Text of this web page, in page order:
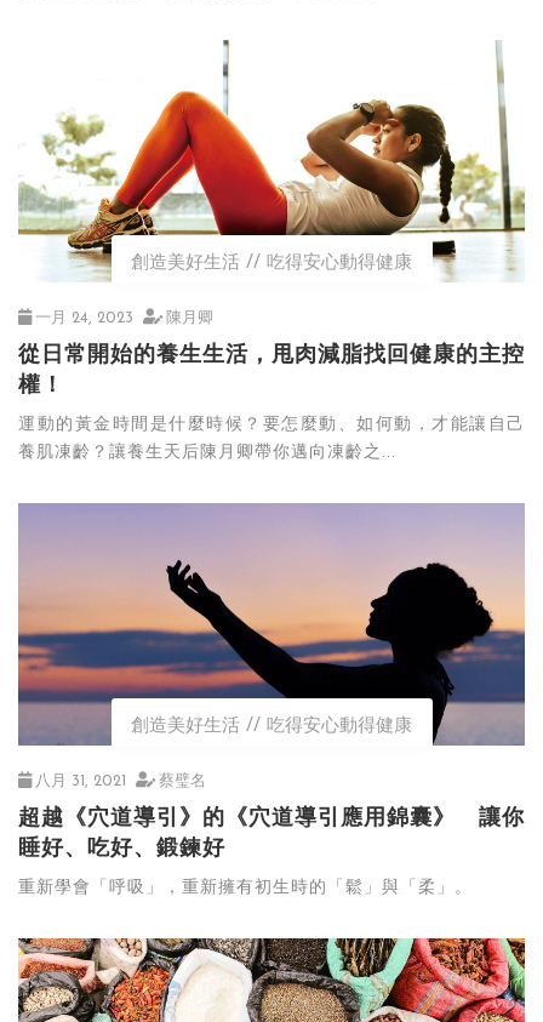
創造美好生活 吃得安心動得健康
一月 24, 2023 陳月卿
從日常開始的養生生活，甩肉減脂找回健康的主控
權！
運動的黃金時間是什麼時候？要怎麼動、如何動，才能讓自己
養肌凍齡？讓養生天后陳月卿帶你邁向凍齡之...
創造美好生活 吃得安心動得健康
八月 31, 2021 蔡璧名
超越《穴道導引》的《穴道導引應用錦囊》 讓你
睡好、吃好、鍛鍊好
重新學會「呼吸」，重新擁有初生時的「鬆」與「柔」。